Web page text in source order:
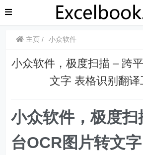
主页 小众软件
小众软件，极度扫描 – 跨
文字 表格识别翻译
小众软件，极度扫
台OCR图片转文